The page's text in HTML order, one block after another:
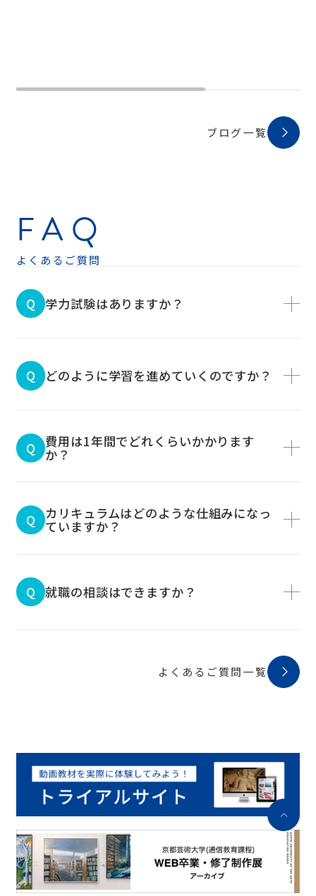
ブログ一覧
FAQ
よくあるご質問
学力試験はありますか？
どのように学習を進めていくのですか？
費用は1年間でどれくらいかかります
か？
カリキュラムはどのような仕組みになっ
ていますか？
就職の相談はできますか？
よくあるご質問一覧